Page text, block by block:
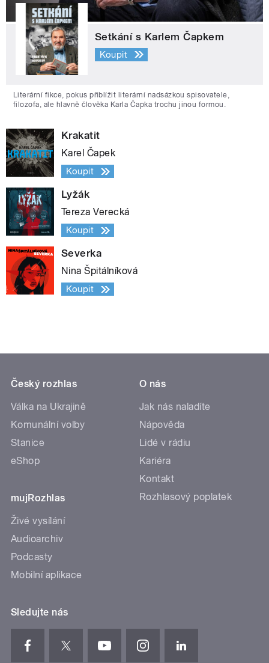
Setkání s Karlem Čapkem
Koupit
Literární fikce, pokus přiblížit literární nadsázkou spisovatele,
filozofa, ale hlavně člověka Karla Čapka trochu jinou formou.
Krakatit
Karel Čapek
Koupit
Lyžák
Tereza Verecká
Koupit
Severka
Nina Špitálníková
Koupit
Český rozhlas
Válka na Ukrajině
Komunální volby
Stanice
eShop
mujRozhlas
Živé vysílání
Audioarchiv
Podcasty
Mobilní aplikace
O nás
Jak nás naladíte
Nápověda
Lidé v rádiu
Kariéra
Kontakt
Rozhlasový poplatek
Sledujte nás